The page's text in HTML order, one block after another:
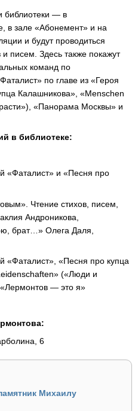
библиотеки — в
в зале «Абонемент» и на
и будут проводиться
и писем. Здесь также покажут
команд по
по главе из «Героя
Калашникова», «Menschen
«Панорама Москвы» и
в библиотеке:
«Фаталист» и «Песня про
Чтение стихов, писем,
Андроникова,
брат…» Олега Даля,
«Фаталист», «Песня про купца
(«Люди и
— это я»
6
Михаилу